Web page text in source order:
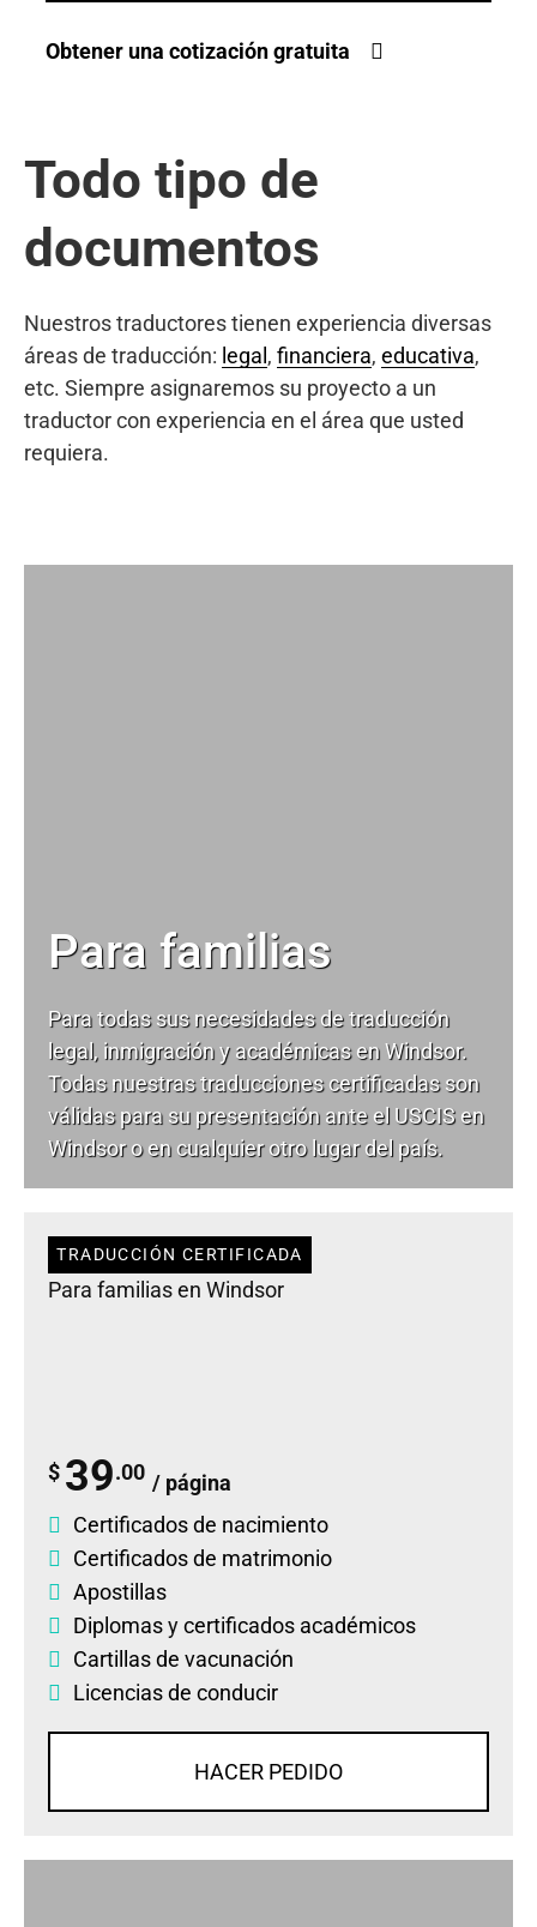
Obtener una cotización gratuita
Todo tipo de
documentos
Nuestros traductores tienen experiencia diversas
áreas de traducción: legal , financiera, educativa,
etc. Siempre asignaremos su proyecto a un
traductor con experiencia en el área que usted
requiera.
Para familias
Para todas sus necesidades detraducción
legal, inmigración y académicas en Windsor.
Todas nuestras traducciones certificadas son
válidas para su presentación ante el USCIS en
Windsor o en cualquier otro lugar del país.
TRADUCCIÓN CERTIFICADA
Para familias en Windsor
$ 39.00 / página
Certificados de nacimiento
Certificados de matrimonio
Apostillas
Diplomasycertificados académicos
Cartillas de vacunación
Licencias de conducir
HACER PEDIDO